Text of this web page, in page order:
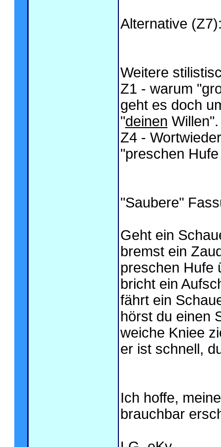
Alternative
Weitere
Z1 - warum
geht es doch
"deinen
Z4 -
"preschen
"Saubere"
Geht ein
bremst ein
preschen Hufe
bricht ein
fährt ein
hörst du einen
weiche Kniee
er ist schnell,
Ich hoffe,
brauchbar